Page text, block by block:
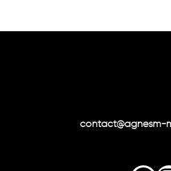
contact@agnesm-